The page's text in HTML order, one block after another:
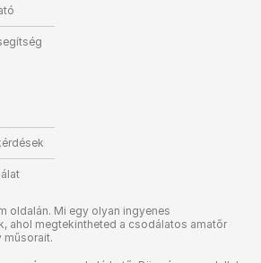
oldalán. Mi egy olyan ingyenes
ahol megtekintheted a csodálatos amatőr
műsorait.